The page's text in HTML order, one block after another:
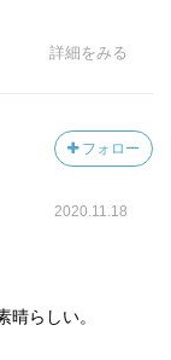
詳細をみる
フォロー
2020.11.18
らしい。